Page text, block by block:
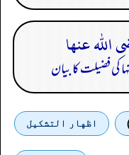
کی فضیلت کا بیان
اظهار التشكيل